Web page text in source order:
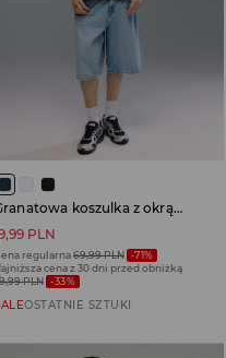
Granatowa koszulka z okrągłym dekoltem i raglanowym rękawem
PLN
regularna69,99 PLN -71%
cena z 30 dni przed obniżką
PLN -33%
OSTATNIE SZTUKI